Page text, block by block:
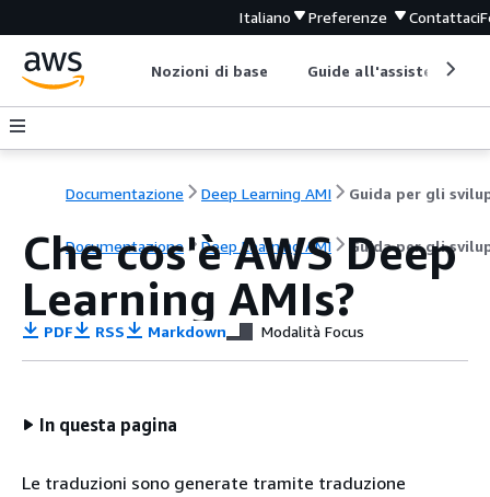
Italiano Preferenze Contattaci
Nozioni di base Guide all'assistenza
Documentazione Deep Learning AMI
Documentazione Deep Learning AMI Guida per gli
Che cos'è AWS Deep
Learning AMIs?
PDF RSS Markdown Modalità Focus
In questa pagina
Le traduzioni sono generate tramite traduzione